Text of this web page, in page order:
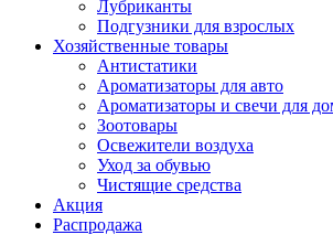
Лубриканты
Подгузники для взрослых
Хозяйственные товары
Антистатики
Ароматизаторы для авто
Ароматизаторы и свечи для
Зоотовары
Освежители воздуха
Уход за обувью
Чистящие средства
Акция
Распродажа